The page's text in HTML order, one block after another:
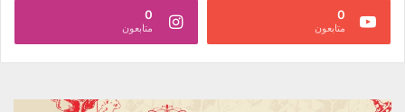
0
متابعون
0
متابعون